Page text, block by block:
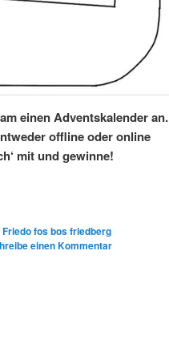
einen Adventskalender an.
offline oder online
mit und gewinne!
Friedo fos bos friedberg
einen Kommentar